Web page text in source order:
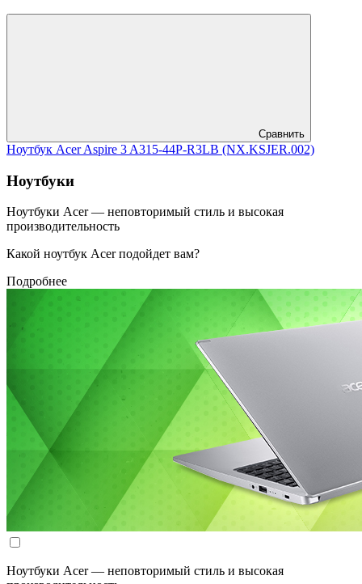
Сравнить
Ноутбук Acer Aspire 3 A315-44P-R3LB (NX.KSJER.002)
Ноутбуки
Ноутбуки Acer — неповторимый стиль и высокая
производительность
Какой ноутбук Acer подойдет вам?
Подробнее
Ноутбуки Acer — неповторимый стиль и высокая